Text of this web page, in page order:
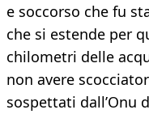
e soccorso che fu
che si estende per
chilometri delle
non avere
sospettati dall’Onu